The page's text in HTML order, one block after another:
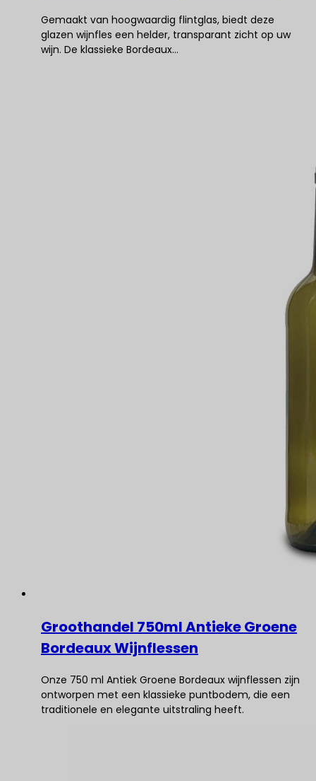
Gemaakt van hoogwaardig flintglas, biedt deze
glazen wijnfles een helder, transparant zicht op uw
wijn. De klassieke Bordeaux…
Groothandel 750ml Antieke Groene
Bordeaux Wijnflessen
Onze 750 ml Antiek Groene Bordeaux wijnflessen zijn
ontworpen met een klassieke puntbodem, die een
traditionele en elegante uitstraling heeft.